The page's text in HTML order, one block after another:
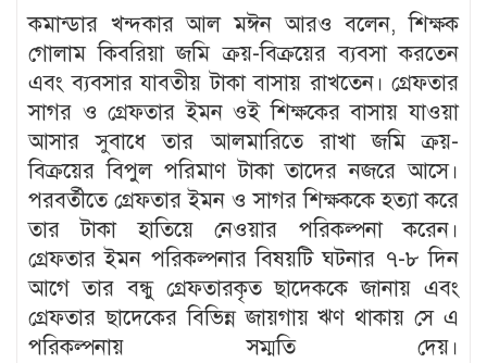
কমান্ডার খন্দকার আল মঈন আরও বলেন, শিক্ষক
গোলাম কিবরিয়া জমি ক্রয়-বিক্রয়ের ব্যবসা করতেন
এবং ব্যবসার যাবতীয় টাকা বাসায় রাখতেন। গ্রেফতার
সাগর ও গ্রেফতার ইমন ওই শিক্ষকের বাসায় যাওয়া
আসার সুবাধে তার আলমারিতে রাখা জমি ক্রয়-
বিক্রয়ের বিপুল পরিমাণ টাকা তাদের নজরে আসে।
পরবর্তীতে গ্রেফতার ইমন ও সাগর শিক্ষককে হত্যা করে
তার টাকা হাতিয়ে নেওয়ার পরিকল্পনা করেন।
গ্রেফতার ইমন পরিকল্পনার বিষয়টি ঘটনার ৭-৮ দিন
আগে তার বন্ধু গ্রেফতারকৃত ছাদেককে জানায় এবং
গ্রেফতার ছাদেকের বিভিন্ন জায়গায় ঋণ থাকায় সে এ
পরিকল্পনায় সম্মতি দেয়।